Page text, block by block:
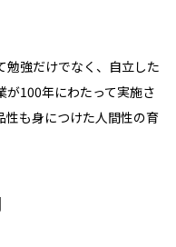
勉強だけでなく、自立した
が100年にわたって実施さ
性も身につけた人間性の育